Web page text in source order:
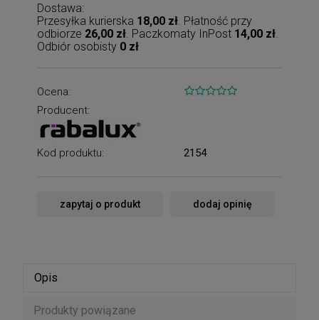
Dostawa:
Przesyłka kurierska 18,00 zł . Płatność przy
odbiorze 26,00 zł . Paczkomaty InPost 14,00 zł
Odbiór osobisty 0 zł
Ocena:
Producent:
Kod produktu: 2154
zapytaj o produkt dodaj opinię
Opis
Produkty powiązane